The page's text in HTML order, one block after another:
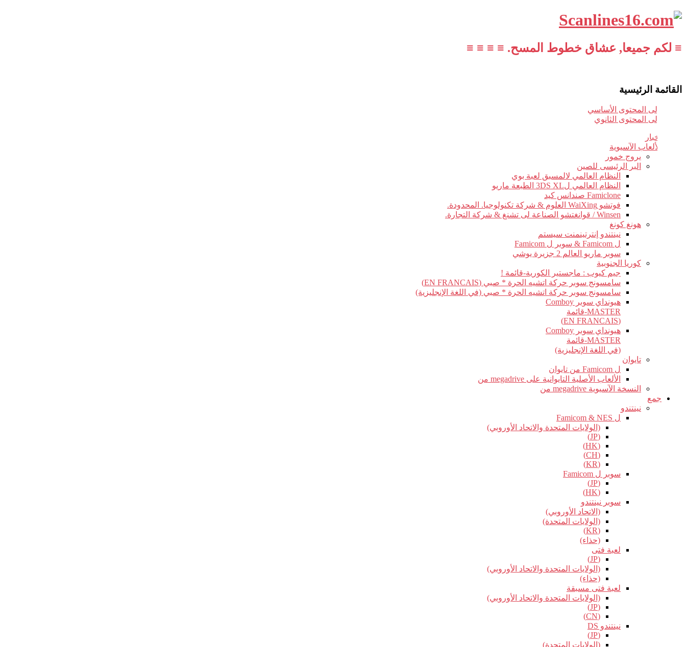
≡ لكم جميعا, عشاق خطوط المسح. ≡ ≡ ≡ ≡
القائمة الرئيسية
تخطي إلى المحتوى الأساسي
تخطي إلى المحتوى الثانوي
أخبار
الألعاب الآسيوية
يروج خمور
البر الرئيسى للصين
النظام العالمي لالمسبق لعبة بوي
النظام العالمي ل3DS XL الطبعة ماريو
Famiclone صندانس كيد
فوتشو WaiXing العلوم & شركة تكنولوجيا. المحدودة.
Winsen / قوانغتشو الصناعة لى تشنغ & شركة التجارة.
هونغ كونغ
نينتندو إنترتينمنت سيستم
ل Famicom & سوبر ل Famicom
سوبر ماريو العالم 2 جزيرة يوشي
كوريا الجنوبية
جيم كيوب : ماجستير الكورية-قائمة !
سامسونج سوبر حركة اتشيه الحرة * صبي (EN FRANCAIS)
سامسونج سوبر حركة اتشيه الحرة * صبي (في اللغة الإنجليزية)
هيونداي سوبر Comboy
MASTER-قائمة
(EN FRANCAIS)
هيونداي سوبر Comboy
MASTER-قائمة
(في اللغة الإنجليزية)
تايوان
ل Famicom من تايوان
الألعاب الأصلية التايوانية على megadrive من
النسخة الآسيوية megadrive من
جمع
نينتندو
ل Famicom & NES
(الولايات المتحدة والاتحاد الأوروبي)
(JP)
(HK)
(CH)
(KR)
سوبر ل Famicom
(JP)
(HK)
سوبر نينتندو
(الاتحاد الأوروبي)
(الولايات المتحدة)
(KR)
(حذاء)
لعبة فتى
(JP)
(الولايات المتحدة والاتحاد الأوروبي)
(حذاء)
لعبة فتى مسبقة
(الولايات المتحدة والاتحاد الأوروبي)
(JP)
(CN)
نينتندو DS
(JP)
(الولايات المتحدة)